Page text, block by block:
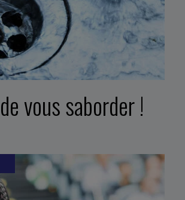
vous saborder !